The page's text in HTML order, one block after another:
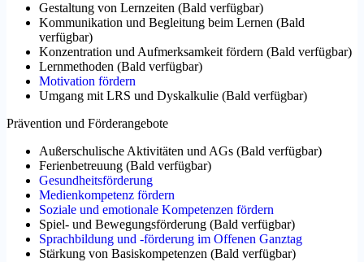
Gestaltung von Lernzeiten (Bald verfügbar)
Kommunikation und Begleitung beim Lernen (Bald
verfügbar)
Konzentration und Aufmerksamkeit fördern (Bald verfügbar)
Lernmethoden (Bald verfügbar)
Motivation fördern
Umgang mit LRS und Dyskalkulie (Bald verfügbar)
Prävention und Förderangebote
Außerschulische Aktivitäten und AGs (Bald verfügbar)
Ferienbetreuung (Bald verfügbar)
Gesundheitsförderung
Medienkompetenz fördern
Soziale und emotionale Kompetenzen fördern
Spiel- und Bewegungsförderung (Bald verfügbar)
Sprachbildung und -förderung im Offenen Ganztag
Stärkung von Basiskompetenzen (Bald verfügbar)